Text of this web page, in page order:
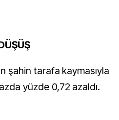
şahin tarafa kaymasıyla
yüzde 0,72 azaldı.